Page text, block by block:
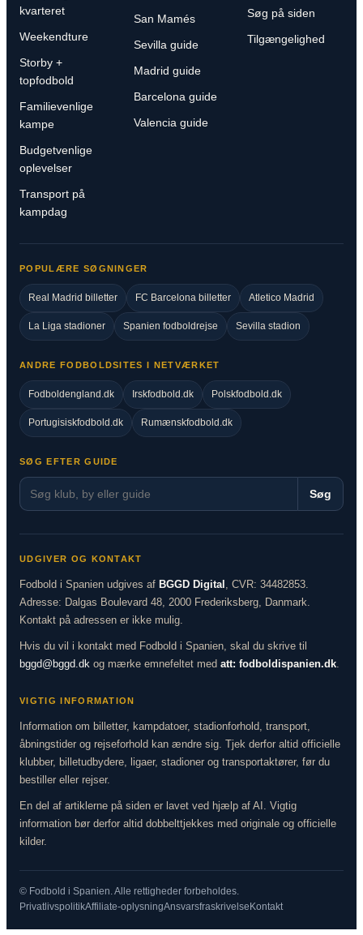
kvarteret
Weekendture
Storby +
topfodbold
Familievenlige
kampe
Budgetvenlige
oplevelser
Transport på
kampdag
San Mamés
Sevilla guide
Madrid guide
Barcelona guide
Valencia guide
Søg på siden
Tilgængelighed
POPULÆRE SØGNINGER
Real Madrid billetter FC Barcelona billetter Atletico Madrid
La Liga stadioner Spanien fodboldrejse Sevilla stadion
ANDRE FODBOLDSITES I NETVÆRKET
Fodboldengland.dk Irskfodbold.dk Polskfodbold.dk
Portugisiskfodbold.dk Rumænskfodbold.dk
SØG EFTER GUIDE
Søg
UDGIVER OG KONTAKT
Fodbold i Spanien udgives af BGGD Digital
, CVR: 34482853.
Adresse: Dalgas Boulevard 48, 2000 Frederiksberg, Danmark.
Kontakt på adressen er ikke mulig.
Hvis du vil i kontakt med Fodbold i Spanien, skal du skrive til
bggd@bggd.dk og mærke emnefeltet med att: fodboldispanien.dk
VIGTIG INFORMATION
Information om billetter, kampdatoer, stadionforhold, transport,
åbningstider og rejseforhold kan ændre sig. Tjek derfor altid officielle
klubber, billetudbydere, ligaer, stadioner og transportaktører, før du
bestiller eller rejser.
En del af artiklerne på siden er lavet ved hjælp af AI. Vigtig
information bør derfor altid dobbelttjekkes med originale og officielle
kilder.
© Fodbold i Spanien. Alle rettigheder forbeholdes.
PrivatlivspolitikAffiliate-oplysningAnsvarsfraskrivelse Kontakt